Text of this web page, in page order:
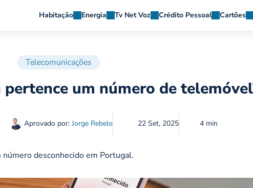
Habitação Energia Tv Net Voz Crédito Pessoal Cartões
Telecomunicações
pertence um número de
Aprovado por: Jorge Rebelo 22 Set, 2025 4 min
desconhecido em Portugal.